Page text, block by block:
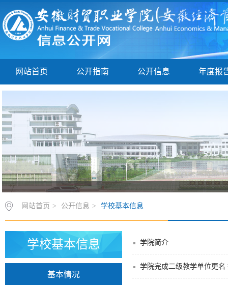
网站首页 公开指南 公开信息 年度报
网站首页 > 公开信息 > 学校基本信息
学校基本信息
基本情况
学院简介
学院完成二级教学单位更